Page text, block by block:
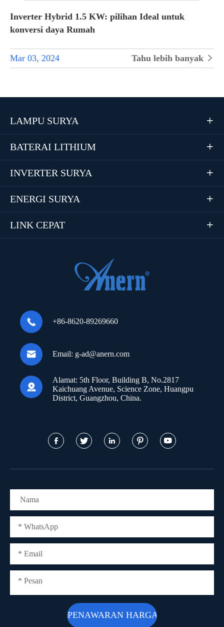
Inverter Hybrid 1.5 KW: pilihan Ideal untuk
konversi daya Rumah
Mar 03, 2024 Tahu lebih banyak 
LAMPU SURYA 
BATERAI LITHIUM 
INVERTER SURYA 
ENERGI SURYA 
LINK CEPAT 
 +86-8620-89269660
 Email: g-ad@anern.com

Alamat: 5th Floor, Building B, No.2817
Kaichuang Avenue, Science Zone, Huangpu
District, Guangzhou, China.
    